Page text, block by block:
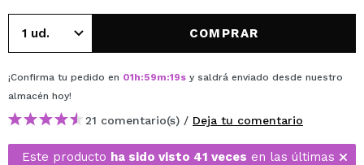
COMPRAR
¡Confirma tu pedido en 01h:59m:19s y saldrá enviado desde nuestro
almacén hoy!
21 comentario(s) / Deja tu comentario
Este producto ha sido visto 41 veces en las últimas